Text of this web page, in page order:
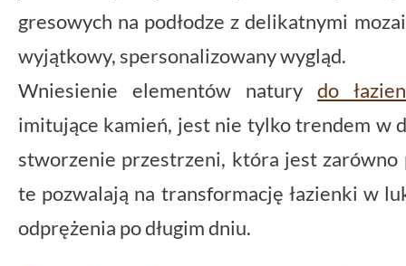
gresowych na podłodze z delikatnymi
wyjątkowy, spersonalizowany wygląd.
Wniesienie elementów natury do
imitujące kamień, jest nie tylko trendem w
stworzenie przestrzeni, która jest zarówno
te pozwalają na transformację łazienki w
odprężenia po długim dniu.